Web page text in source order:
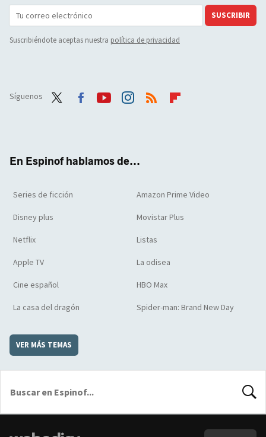
SUSCRIBIR
Suscribiéndote aceptas nuestra política de privacidad
Síguenos
En Espinof hablamos de...
Series de ficción Amazon Prime Video
Disney plus Movistar Plus
Netflix Listas
Apple TV La odisea
Cine español HBO Max
La casa del dragón Spider-man: Brand New Day
VER MÁS TEMAS